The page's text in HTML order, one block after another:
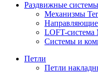
Раздвижные системы
Механизмы
LOFT-cистема
Системы и
Петли
Петли